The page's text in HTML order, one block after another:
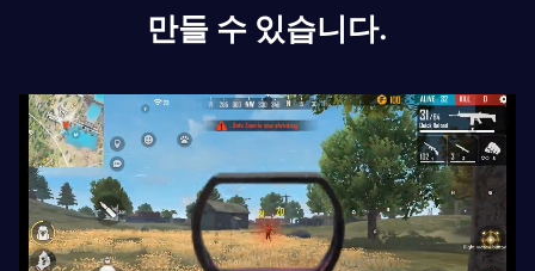
만들 수 있습니다.